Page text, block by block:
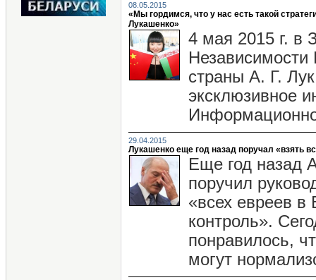
08.05.2015
«Мы гордимся, что у нас есть такой
Лукашенко»
4 мая 2015 г. в
Независимости
страны А. Г.
эксклюзивное
29.04.2015
Лукашенко еще год назад поручал «взять
Еще год назад
поручил
«всех евреев в
контроль».
понравилось,
могут